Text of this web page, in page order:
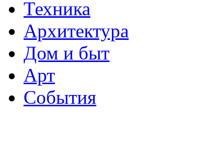
Техника
Архитектура
Дом и быт
Арт
События